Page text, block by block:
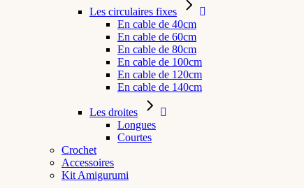
Les circulaires fixes
En cable de 40cm
En cable de 60cm
En cable de 80cm
En cable de 100cm
En cable de 120cm
En cable de 140cm
Les droites
Longues
Courtes
Crochet
Accessoires
Kit Amigurumi